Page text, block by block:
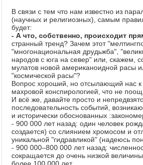
В связи с тем что нам известно из
(научных и религиозных), самым
будет:
- А что, собственно, происходит
странный тренд? Зачем этот
"многонациональная друдьжба",
народов с юга на север" или, скажем,
мулатов новой американоидной расы
"космической расы"?
Вопрос хороший, но отсылающий нас к
махровой конспирологией, что не
И всё же, давайте просто и
последовательность событий,
и исторически обоснованных
- 900 000 лет назад: один человек
создается) со слиянием хромосом и
уникальной "гидравликой" (надеюсь
- 900 000–800 000 лет назад:
сокращается до очень низкой